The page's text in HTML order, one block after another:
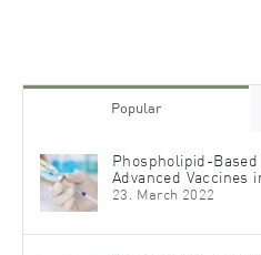
Popular
Phospholipid-
Advanced Vaccines
23. March 2022